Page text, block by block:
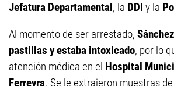
Jefatura Departamental, la DDI y la
Al momento de ser arrestado, Sánchez
pastillas y estaba intoxicado, por lo
atención médica en el Hospital
Ferreyra. Se le extrajeron muestras